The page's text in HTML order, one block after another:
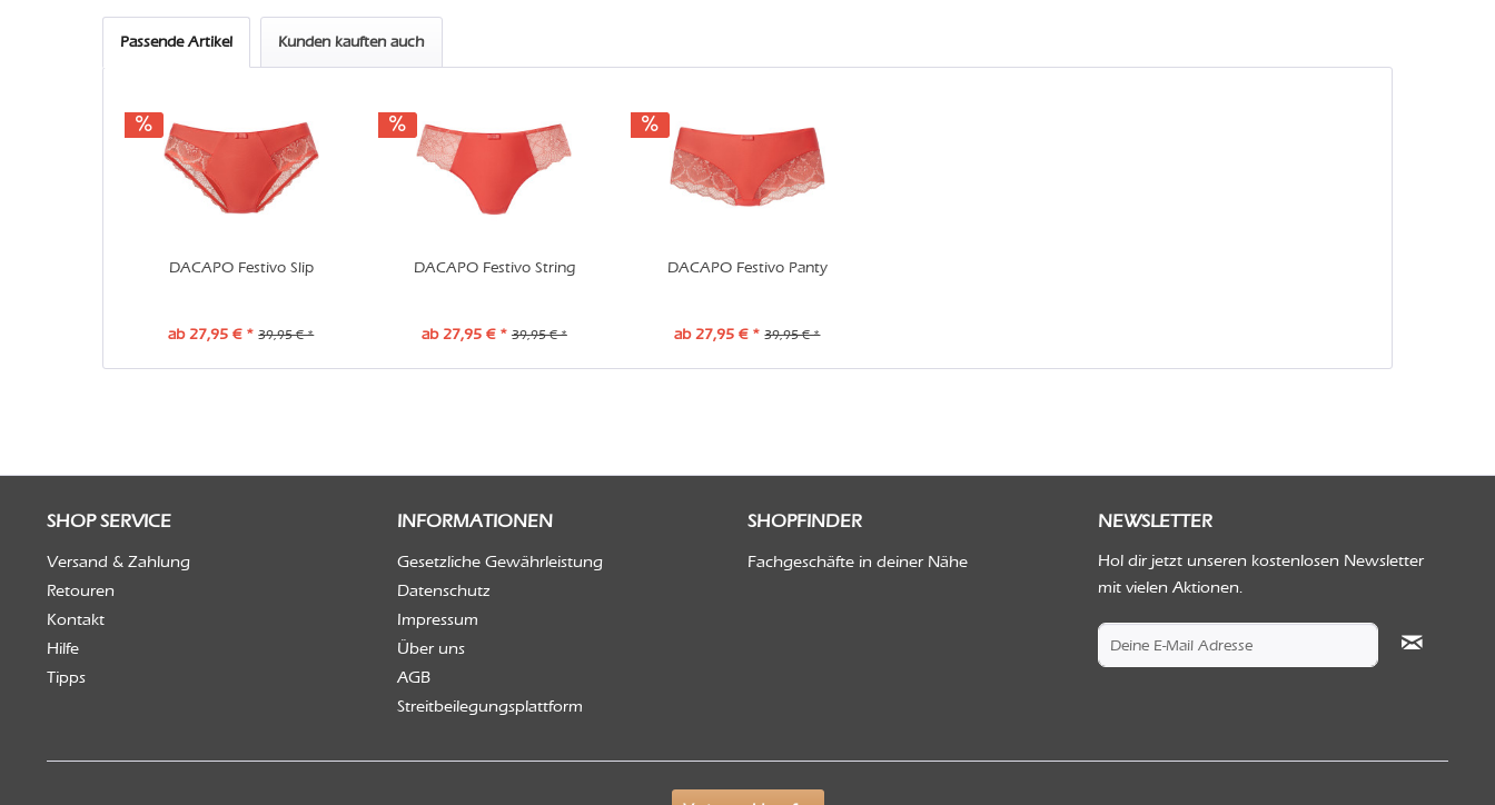
Passende Artikel Kunden kauften auch
DACAPO Festivo Slip
ab 27,95 € * 39,95 € *
DACAPO Festivo String
ab 27,95 € * 39,95 € *
DACAPO Festivo Panty
ab 27,95 € * 39,95 € *
SHOP SERVICE
Versand & Zahlung
Retouren
Kontakt
Hilfe
Tipps
INFORMATIONEN
Gesetzliche Gewährleistung
Datenschutz
Impressum
Über uns
AGB
Streitbeilegungsplattform
SHOPFINDER
Fachgeschäfte in deiner Nähe
NEWSLETTER
Hol dir jetzt unseren kostenlosen Newsletter
mit vielen Aktionen.